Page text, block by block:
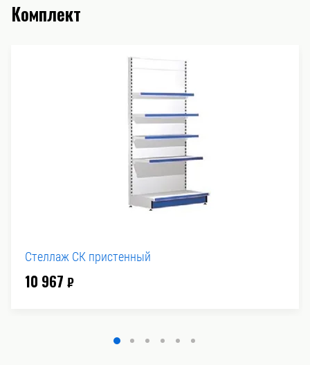
Комплект
Стеллаж СК пристенный
10 967 ₽